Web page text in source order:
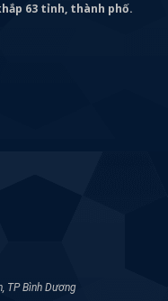
63 tỉnh, thành phố.
TP Bình Dương